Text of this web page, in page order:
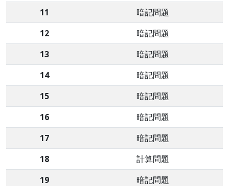
11
暗記問題
12
暗記問題
13
暗記問題
14
暗記問題
15
暗記問題
16
暗記問題
17
暗記問題
18
計算問題
19
暗記問題